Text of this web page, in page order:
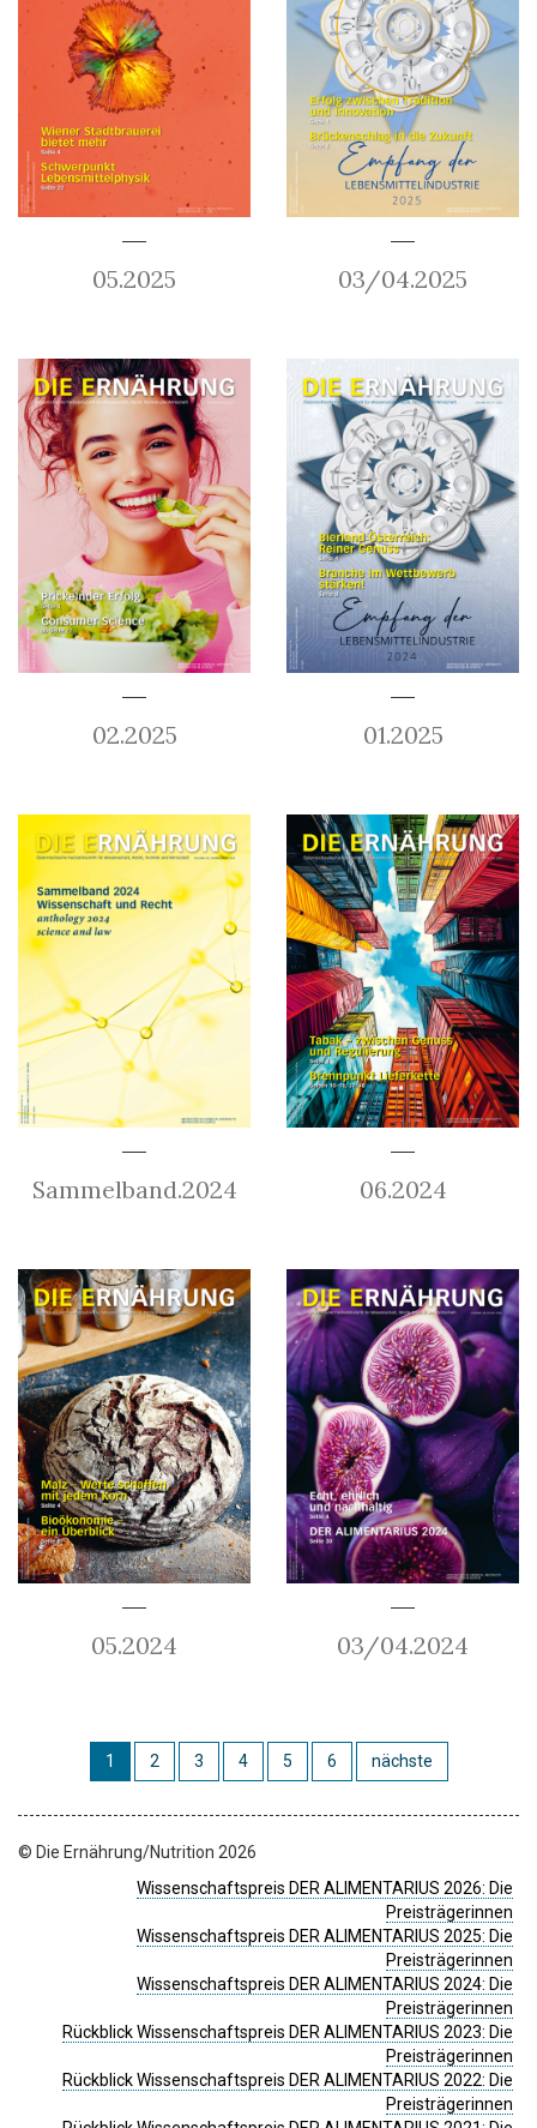
05.2025 03/04.2025
02.2025 01.2025
Sammelband.2024 06.2024
05.2024 03/04.2024
1 2 3 4 5 6 nächste
© Die Ernährung/Nutrition 2026
Wissenschaftspreis DER ALIMENTARIUS 2026: Die
Preisträgerinnen
Wissenschaftspreis DER ALIMENTARIUS 2025: Die
Preisträgerinnen
Wissenschaftspreis DER ALIMENTARIUS 2024: Die
Preisträgerinnen
Rückblick Wissenschaftspreis DER ALIMENTARIUS 2023: Die
Preisträgerinnen
Rückblick Wissenschaftspreis DER ALIMENTARIUS 2022: Die
Preisträgerinnen